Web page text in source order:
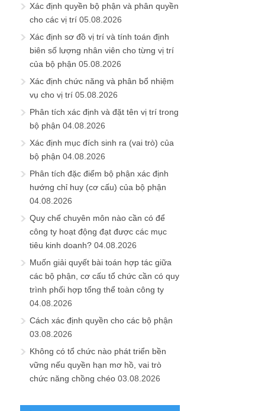
Xác định quyền bộ phận và phân quyền
cho các vị trí 05.08.2026
Xác định sơ đồ vị trí và tính toán định
biên số lượng nhân viên cho từng vị trí
của bộ phận 05.08.2026
Xác định chức năng và phân bổ nhiệm
vụ cho vị trí 05.08.2026
Phân tích xác định và đặt tên vị trí trong
bộ phận 04.08.2026
Xác định mục đích sinh ra (vai trò) của
bộ phận 04.08.2026
Phân tích đặc điểm bộ phận xác định
hướng chỉ huy (cơ cấu) của bộ phận
04.08.2026
Quy chế chuyên môn nào cần có để
công ty hoạt động đạt được các mục
tiêu kinh doanh? 04.08.2026
Muốn giải quyết bài toán hợp tác giữa
các bộ phận, cơ cấu tổ chức cần có quy
trình phối hợp tổng thể toàn công ty
04.08.2026
Cách xác định quyền cho các bộ phận
03.08.2026
Không có tổ chức nào phát triển bền
vững nếu quyền hạn mơ hồ, vai trò
chức năng chồng chéo 03.08.2026